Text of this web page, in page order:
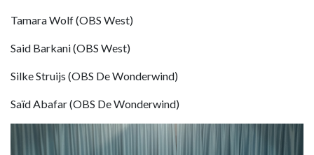
Tamara Wolf (OBS West)
Said Barkani (OBS West)
Silke Struijs (OBS De Wonderwind)
Saïd Abafar (OBS De Wonderwind)